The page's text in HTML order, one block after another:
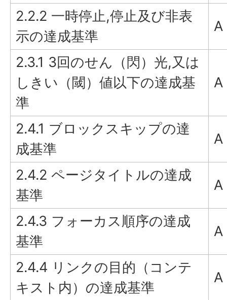
2.2.2 一時停止,停止及び非表
示の達成基準
A
2.3.1 3回のせん（閃）光,又は
しきい（閾）値以下の達成基
準
A
2.4.1 ブロックスキップの達
成基準
A
2.4.2 ページタイトルの達成
基準
A
2.4.3 フォーカス順序の達成
基準
A
2.4.4 リンクの目的（コンテ
キスト内）の達成基準
A